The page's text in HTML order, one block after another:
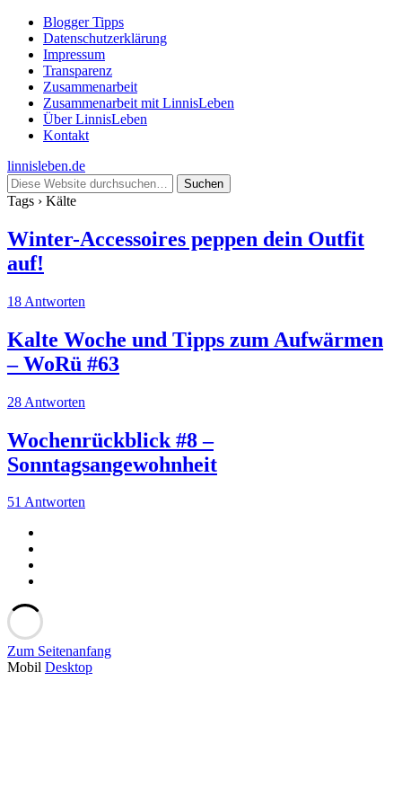
Blogger Tipps
Datenschutzerklärung
Impressum
Transparenz
Zusammenarbeit
Zusammenarbeit mit LinnisLeben
Über LinnisLeben
Kontakt
linnisleben.de
Tags › Kälte
Winter-Accessoires peppen dein Outfit
auf!
18 Antworten
Kalte Woche und Tipps zum Aufwärmen
– WoRü #63
28 Antworten
Wochenrückblick #8 –
Sonntagsangewohnheit
51 Antworten
Zum Seitenanfang
Mobil Desktop